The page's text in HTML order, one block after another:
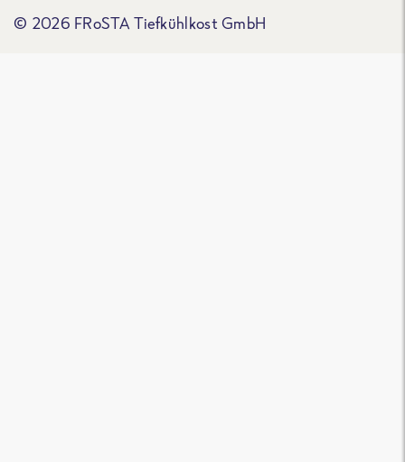
© 2026 FRoSTA Tiefkühlkost GmbH